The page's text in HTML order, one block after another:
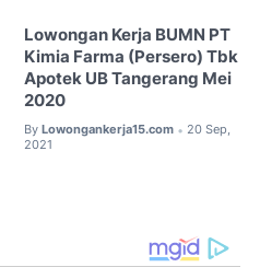
Lowongan Kerja BUMN PT
Kimia Farma (Persero) Tbk
Apotek UB Tangerang Mei
2020
By Lowongankerja15.com • 20 Sep,
2021